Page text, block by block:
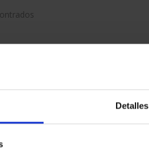
Detalles